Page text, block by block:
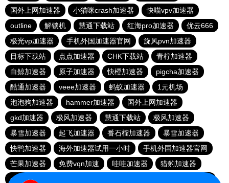
国外上网加速器
小猫咪crash加速器
快喵vpv加速器
outline
解锁机 慧通下载站 红海pro加速器
优云666
极光vp加速器
手机外国加速器官网
旋风pvn加速器
目标下载站
点点加速器 CHK下载站
青柠加速器
白鲸加速器
原子加速器 快橙加速器
pigcha加速器
酷通加速器
veee加速器 蚂蚁加速器
1元机场
泡泡狗加速器
hammer加速器
国外上网加速器
gkd加速器
极风加速器 慧通下载站
极风加速器
暴雪加速器
起飞加速器 番石榴加速器
暴雪加速器
快鸭加速器
海外加速器试用一小时
手机外国加速器官网
芒果加速器
免费vqn加速 哇哇加速器
猎豹加速器
gkd加速器